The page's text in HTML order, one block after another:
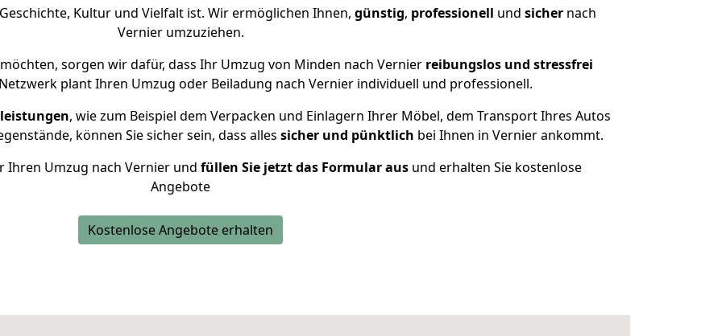
Kultur und Vielfalt ist. Wir ermöglichen Ihnen, günstig, professionell und sicher nach
Vernier umzuziehen.
sorgen wir dafür, dass Ihr Umzug von Minden nach Vernier reibungslos und stressfrei
plant Ihren Umzug oder Beiladung nach Vernier individuell und professionell.
, wie zum Beispiel dem Verpacken und Einlagern Ihrer Möbel, dem Transport Ihres Autos
können Sie sicher sein, dass alles sicher und pünktlich bei Ihnen in Vernier ankommt.
Ihren Umzug nach Vernier und füllen Sie jetzt das Formular aus und erhalten Sie kostenlose
Angebote
Kostenlose Angebote erhalten